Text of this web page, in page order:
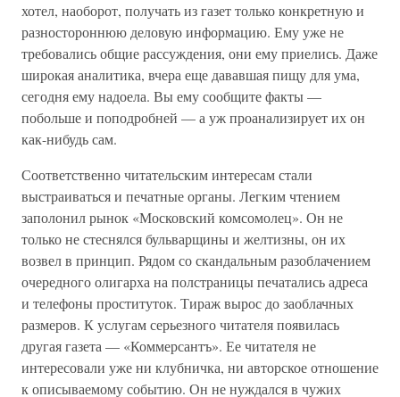
хотел, наоборот, получать из газет только конкретную и
разностороннюю деловую информацию. Ему уже не
требовались общие рассуждения, они ему приелись. Даже
широкая аналитика, вчера еще дававшая пищу для ума,
сегодня ему надоела. Вы ему сообщите факты —
побольше и поподробней — а уж проанализирует их он
как-нибудь сам.
Соответственно читательским интересам стали
выстраиваться и печатные органы. Легким чтением
заполонил рынок «Московский комсомолец». Он не
только не стеснялся бульварщины и желтизны, он их
возвел в принцип. Рядом со скандальным разоблачением
очередного олигарха на полстраницы печатались адреса
и телефоны проституток. Тираж вырос до заоблачных
размеров. К услугам серьезного читателя появилась
другая газета — «Коммерсантъ». Ее читателя не
интересовали уже ни клубничка, ни авторское отношение
к описываемому событию. Он не нуждался в чужих